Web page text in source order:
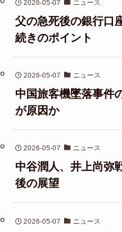
2026-05-07 ニュース
父の急死後の銀行口
続きのポイント
2026-05-07 ニュース
中国旅客機墜落事件
が原因か
2026-05-07 ニュース
中谷潤人、井上尚弥
後の展望
2026-05-07 ニュース